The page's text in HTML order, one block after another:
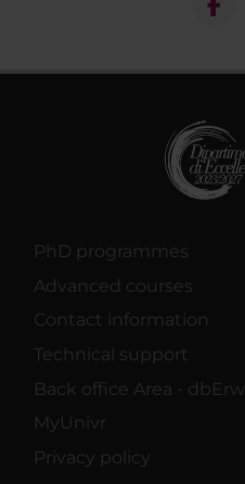
PhD programmes
Advanced courses
Contact information
Technical support
Back office Area - dbErw
MyUnivr
Privacy policy